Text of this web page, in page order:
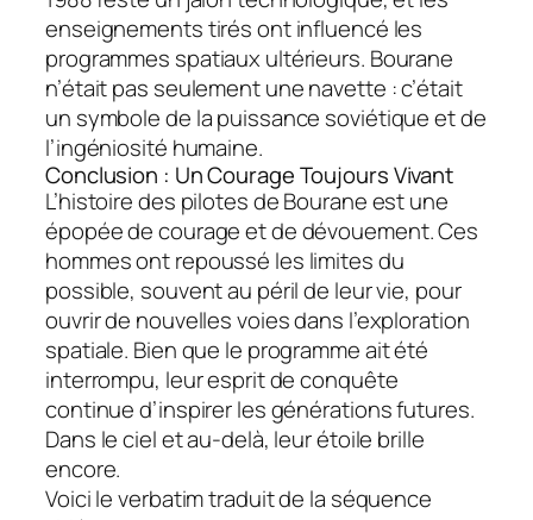
enseignements tirés ont influencé les
programmes spatiaux ultérieurs. Bourane
n’était pas seulement une navette : c’était
un symbole de la puissance soviétique et de
l’ingéniosité humaine.
Conclusion : Un Courage Toujours Vivant
L’histoire des pilotes de Bourane est une
épopée de courage et de dévouement. Ces
hommes ont repoussé les limites du
possible, souvent au péril de leur vie, pour
ouvrir de nouvelles voies dans l’exploration
spatiale. Bien que le programme ait été
interrompu, leur esprit de conquête
continue d’inspirer les générations futures.
Dans le ciel et au-delà, leur étoile brille
encore.
Voici le verbatim traduit de la séquence